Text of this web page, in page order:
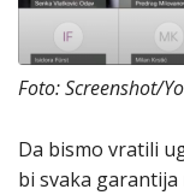
Foto: Screenshot/
Da bismo vratili
bi svaka